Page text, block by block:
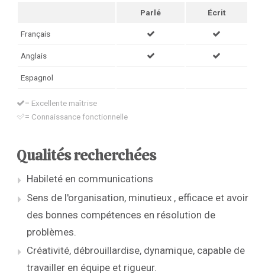
Parlé Écrit
Français
Anglais
Espagnol
= Excellente maîtrise
= Connaissance fonctionnelle
Qualités recherchées
Habileté en communications
Sens de l'organisation, minutieux , efficace et avoir
des bonnes compétences en résolution de
problèmes.
Créativité, débrouillardise, dynamique, capable de
travailler en équipe et rigueur.